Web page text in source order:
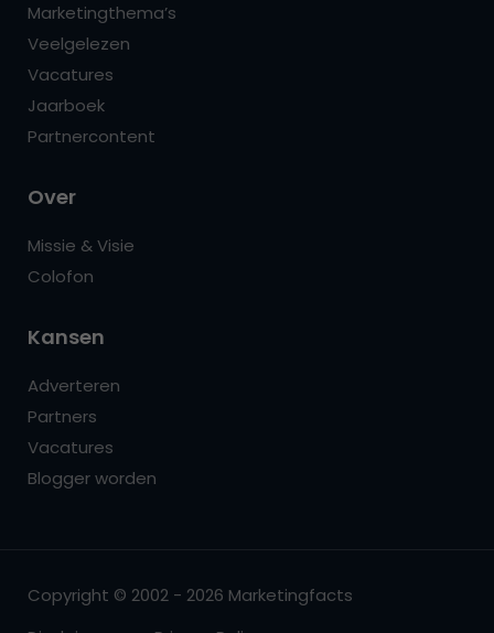
Marketingthema’s
Veelgelezen
Vacatures
Jaarboek
Partnercontent
Over
Missie & Visie
Colofon
Kansen
Adverteren
Partners
Vacatures
Blogger worden
Copyright © 2002 - 2026 Marketingfacts